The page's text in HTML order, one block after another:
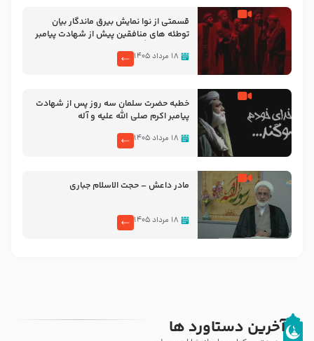
قسمتی از نوا نمایش بیرق ماندگار بیان
توطئه های منافقین پیش از شهادت پیامبر
۱۸ مرداد ۱۴۰۵
خطبه حضرت سلمان سه روز پس از شهادت
پیامبر اکرم صلی الله علیه و آله
۱۸ مرداد ۱۴۰۵
مادر داعش – حجت الاسلام جباری
۱۸ مرداد ۱۴۰۵
آخرین دستاورد ها